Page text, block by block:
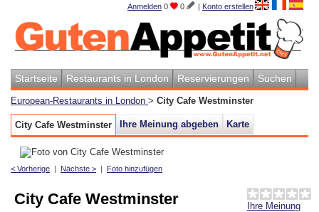
Anmelden 0 0 | Konto erstellen
Startseite Restaurants in London Reservierungen Suchen
European-Restaurants in London > City Cafe Westminster
City Cafe Westminster Ihre Meinung abgeben Karte
< Vorherige | Nächste > | Foto hinzufügen
Ihre Meinung
City Cafe Westminster